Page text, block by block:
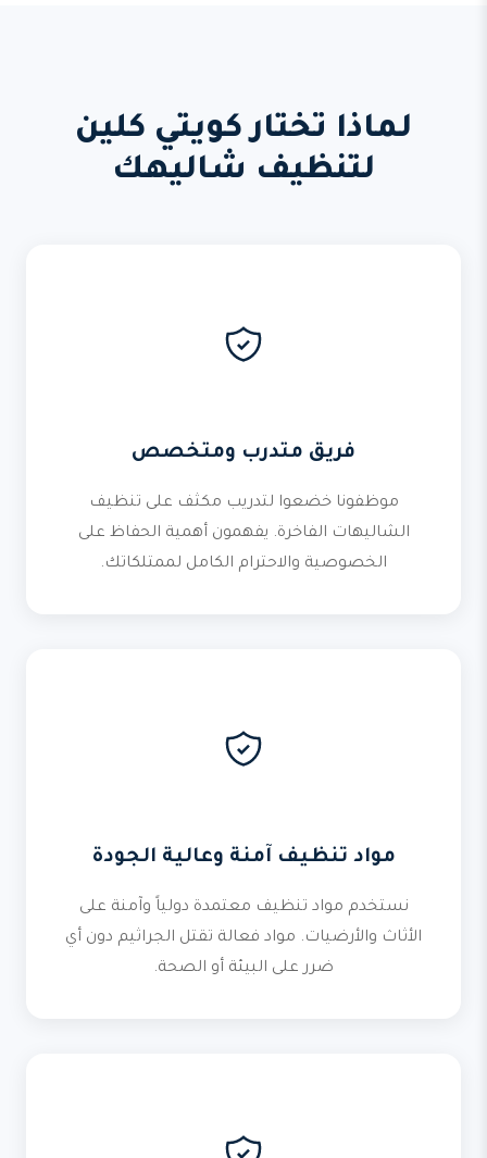
لماذا تختار كويتي كلين
لتنظيف شاليهك
فريق متدرب ومتخصص
موظفونا خضعوا لتدريب مكثف على تنظيف
الشاليهات الفاخرة. يفهمون أهمية الحفاظ على
الخصوصية والاحترام الكامل لممتلكاتك.
مواد تنظيف آمنة وعالية الجودة
نستخدم مواد تنظيف معتمدة دولياً وآمنة على
الأثاث والأرضيات. مواد فعالة تقتل الجراثيم دون أي
ضرر على البيئة أو الصحة.